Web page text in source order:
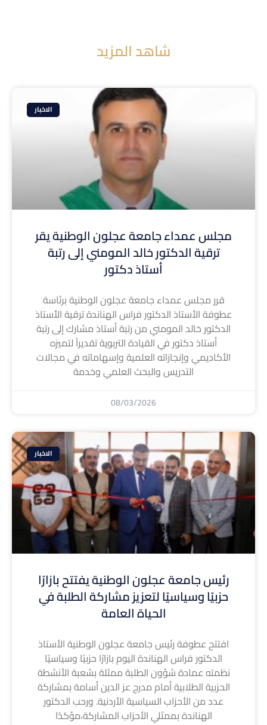
شاهد المزيد
الاخبار
مجلس عمداء جامعة عجلون الوطنية يقر
ترقية الدكتور خالد المومني إلى رتبة
أستاذ دكتور
قرر مجلس عمداء جامعة عجلون الوطنية برئاسة
عطوفة الأستاذ الدكتور فراس الهناندة ترقية الأستاذ
الدكتور خالد المومني من رتبة أستاذ مشارك إلى رتبة
أستاذ دكتور في القيادة التربوية تقديراً لتميزه
الأكاديمي وإنجازاته العلمية وإسهاماته في مجالات
التدريس والبحث العلمي وخدمة
08/03/2026
الاخبار
رئيس جامعة عجلون الوطنية يفتتح بازارًا
حزبيًا وسياسيًا لتعزيز مشاركة الطلبة في
الحياة العامة
افتتح عطوفة رئيس جامعة عجلون الوطنية الأستاذ
الدكتور فراس الهناندة اليوم بازارًا حزبيًا وسياسيًا
نظمته عمادة شؤون الطلبة ممثلة بشعبة الأنشطة
الحزبية الطلابية أمام مدرج عز الدين أسامة بمشاركة
عدد من الأحزاب السياسية الأردنية. ورحب الدكتور
الهناندة بممثلي الأحزاب المشاركة،مؤكدًا